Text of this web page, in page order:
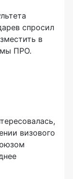
спросил
в
ПРО.
визового